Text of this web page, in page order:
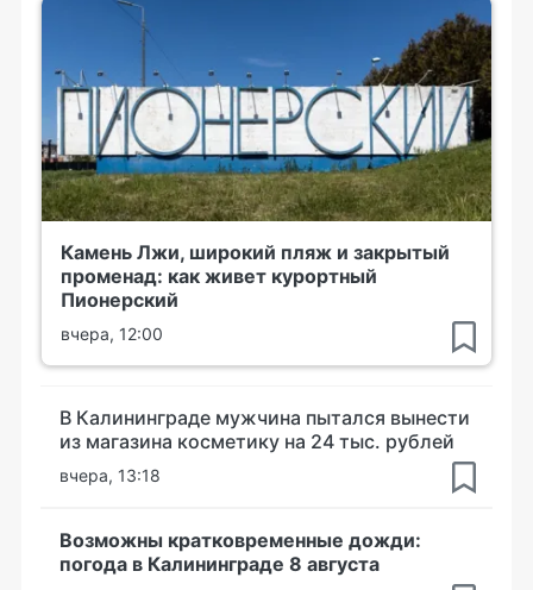
Камень Лжи, широкий пляж и закрытый
променад: как живет курортный
Пионерский
вчера, 12:00
В Калининграде мужчина пытался вынести
из магазина косметику на 24 тыс. рублей
вчера, 13:18
Возможны кратковременные дожди:
погода в Калининграде 8 августа